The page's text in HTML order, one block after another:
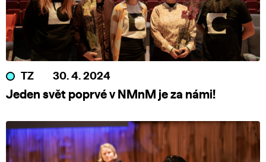
TZ 30. 4. 2024
Jeden svět poprvé v NMnM je za námi!